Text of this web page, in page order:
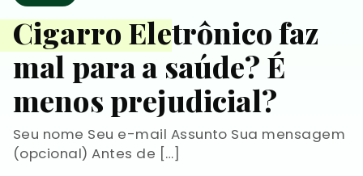
Cigarro Eletrônico faz
mal para a saúde? É
menos prejudicial?
Seu nome Seu e-mail Assunto Sua mensagem
(opcional) Antes de […]